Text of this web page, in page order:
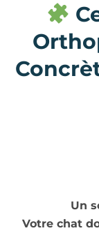
Un
Votre chat